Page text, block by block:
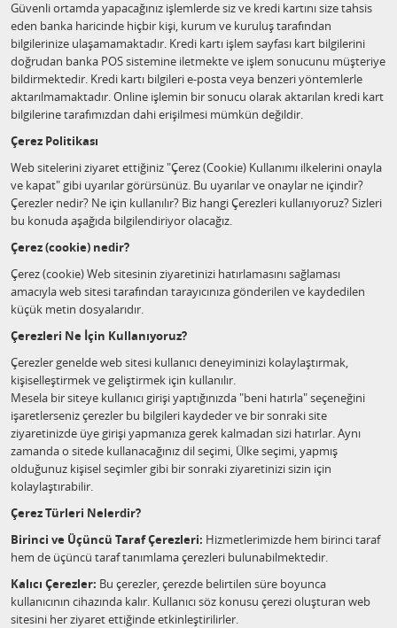
Güvenli ortamda yapacağınız işlemlerde siz ve kredi kartını size tahsis
eden banka haricinde hiçbir kişi, kurum ve kuruluş tarafından
bilgilerinize ulaşamamaktadır. Kredi kartı işlem sayfası kart bilgilerini
doğrudan banka POS sistemine iletmekte ve işlem sonucunu müşteriye
bildirmektedir. Kredi kartı bilgileri e-posta veya benzeri yöntemlerle
aktarılmamaktadır. Online işlemin bir sonucu olarak aktarılan kredi kart
bilgilerine tarafımızdan dahi erişilmesi mümkün değildir.
Çerez Politikası
Web sitelerini ziyaret ettiğiniz "Çerez (Cookie) Kullanımı ilkelerini onayla
ve kapat" gibi uyarılar görürsünüz. Bu uyarılar ve onaylar ne içindir?
Çerezler nedir? Ne için kullanılır? Biz hangi Çerezleri kullanıyoruz? Sizleri
bu konuda aşağıda bilgilendiriyor olacağız.
Çerez (cookie) nedir?
Çerez (cookie) Web sitesinin ziyaretinizi hatırlamasını sağlaması
amacıyla web sitesi tarafından tarayıcınıza gönderilen ve kaydedilen
küçük metin dosyalarıdır.
Çerezleri Ne İçin Kullanıyoruz?
Çerezler genelde web sitesi kullanıcı deneyiminizi kolaylaştırmak,
kişiselleştirmek ve geliştirmek için kullanılır.
Mesela bir siteye kullanıcı girişi yaptığınızda "beni hatırla" seçeneğini
işaretlerseniz çerezler bu bilgileri kaydeder ve bir sonraki site
ziyaretinizde üye girişi yapmanıza gerek kalmadan sizi hatırlar. Aynı
zamanda o sitede kullanacağınız dil seçimi, Ülke seçimi, yapmış
olduğunuz kişisel seçimler gibi bir sonraki ziyaretinizi sizin için
kolaylaştırabilir.
Çerez Türleri Nelerdir?
Birinci ve Üçüncü Taraf Çerezleri: Hizmetlerimizde hem birinci taraf
hem de üçüncü taraf tanımlama çerezleri bulunabilmektedir.
Kalıcı Çerezler: Bu çerezler, çerezde belirtilen süre boyunca
kullanıcının cihazında kalır. Kullanıcı söz konusu çerezi oluşturan web
sitesini her ziyaret ettiğinde etkinleştirilirler.